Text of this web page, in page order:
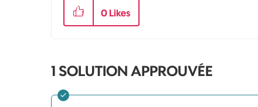
0 Likes
1 SOLUTION APPROUVÉE